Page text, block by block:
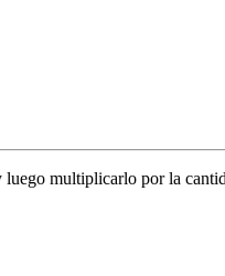
multiplicarlo por la